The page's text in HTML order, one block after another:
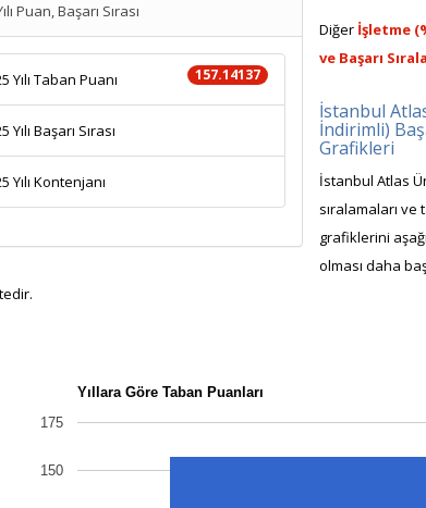
Puan, Başarı Sırası
157.14137
Yılı Taban Puanı
Yılı Başarı Sırası
Yılı Kontenjanı
Diğer İşletme
ve Başarı
İstanbul
İndirimli)
Grafikleri
İstanbul Atlas
sıralamaları ve
grafiklerini
olması daha
Yıllara Göre Taban Puanları
150
175